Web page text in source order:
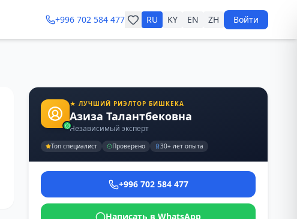
+996 702 584 477 RU KY EN ZH Войти
1/1
★ ЛУЧШИЙ РИЭЛТОР БИШКЕКА
Азиза Талантбековна
Независимый эксперт
Топ специалист Проверено 30+ лет опыта
+996 702 584 477
Написать в WhatsApp